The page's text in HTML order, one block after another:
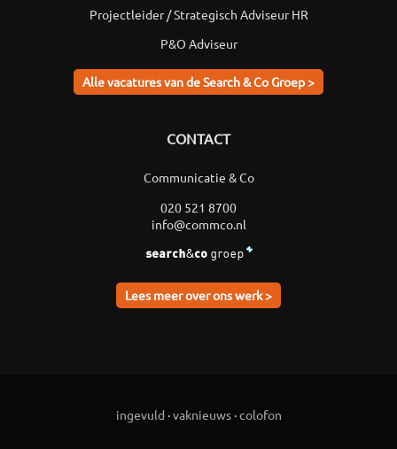
Projectleider / Strategisch Adviseur HR
P&O Adviseur
Alle vacatures van de Search & Co Groep >
CONTACT
Communicatie & Co
020 521 8700
info@commco.nl
Lees meer over ons werk >
ingevuld ·vaknieuws·colofon